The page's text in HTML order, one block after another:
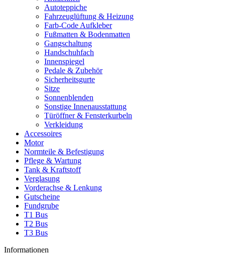
Autoteppiche
Fahrzeuglüftung & Heizung
Farb-Code Aufkleber
Fußmatten & Bodenmatten
Gangschaltung
Handschuhfach
Innenspiegel
Pedale & Zubehör
Sicherheitsgurte
Sitze
Sonnenblenden
Sonstige Innenausstattung
Türöffner & Fensterkurbeln
Verkleidung
Accessoires
Motor
Normteile & Befestigung
Pflege & Wartung
Tank & Kraftstoff
Verglasung
Vorderachse & Lenkung
Gutscheine
Fundgrube
T1 Bus
T2 Bus
T3 Bus
Informationen